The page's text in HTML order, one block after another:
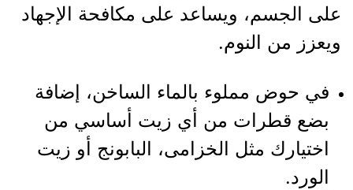
على الجسم، ويساعد على مكافحة الإجهاد
ويعزز من النوم.
في حوض مملوء بالماء الساخن، إضافة
بضع قطرات من أي زيت أساسي من
اختيارك مثل الخزامى، البابونج أو زيت
الورد.